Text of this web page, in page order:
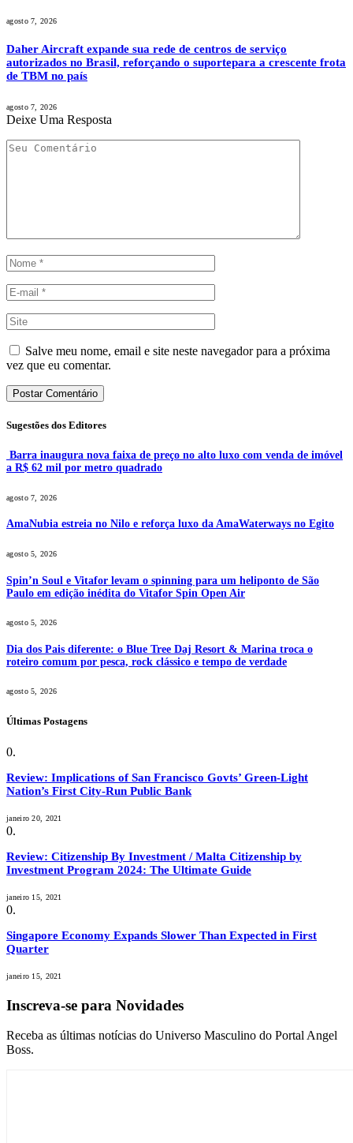
agosto 7, 2026
Daher Aircraft expande sua rede de centros de serviço
autorizados no Brasil, reforçando o suportepara a crescente frota
de TBM no país
agosto 7, 2026
Deixe Uma Resposta
Salve meu nome, email e site neste navegador para a próxima
vez que eu comentar.
Sugestões dos Editores
Barra inaugura nova faixa de preço no alto luxo com venda de imóvel
a R$ 62 mil por metro quadrado
agosto 7, 2026
AmaNubia estreia no Nilo e reforça luxo da AmaWaterways no Egito
agosto 5, 2026
Spin’n Soul e Vitafor levam o spinning para um heliponto de São
Paulo em edição inédita do Vitafor Spin Open Air
agosto 5, 2026
Dia dos Pais diferente: o Blue Tree Daj Resort & Marina troca o
roteiro comum por pesca, rock clássico e tempo de verdade
agosto 5, 2026
Últimas Postagens
Review: Implications of San Francisco Govts’ Green-Light
Nation’s First City-Run Public Bank
janeiro 20, 2021
Review: Citizenship By Investment / Malta Citizenship by
Investment Program 2024: The Ultimate Guide
janeiro 15, 2021
Singapore Economy Expands Slower Than Expected in First
Quarter
janeiro 15, 2021
Inscreva-se para Novidades
Receba as últimas notícias do Universo Masculino do Portal Angel
Boss.